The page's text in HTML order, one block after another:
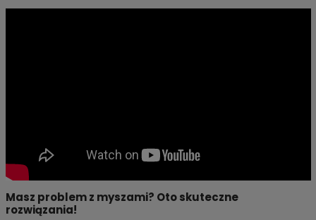
Masz problem z myszami? Oto skuteczne
rozwiązania!